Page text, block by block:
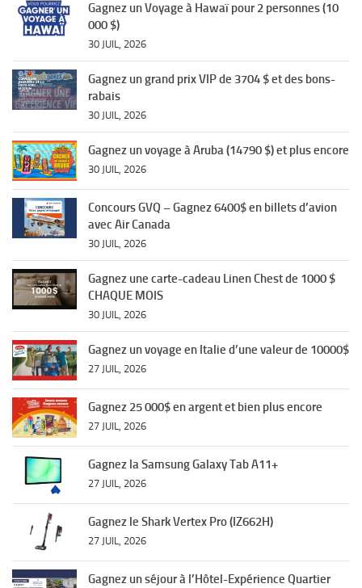
Gagnez un Voyage à Hawaï pour 2 personnes (10
000 $)
30 JUIL, 2026
Gagnez un grand prix VIP de 3704 $ et des bons-
rabais
30 JUIL, 2026
Gagnez un voyage à Aruba (14790 $) et plus encore
30 JUIL, 2026
Concours GVQ – Gagnez 6400$ en billets d’avion
avec Air Canada
30 JUIL, 2026
Gagnez une carte-cadeau Linen Chest de 1000 $
CHAQUE MOIS
30 JUIL, 2026
Gagnez un voyage en Italie d’une valeur de 10000$
27 JUIL, 2026
Gagnez 25 000$ en argent et bien plus encore
27 JUIL, 2026
Gagnez la Samsung Galaxy Tab A11+
27 JUIL, 2026
Gagnez le Shark Vertex Pro (IZ662H)
27 JUIL, 2026
Gagnez un séjour à l’Hôtel-Expérience Quartier